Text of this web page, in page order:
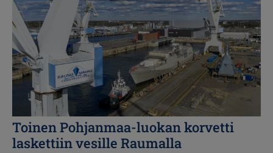
Toinen Pohjanmaa-luokan korvetti
laskettiin vesille Raumalla